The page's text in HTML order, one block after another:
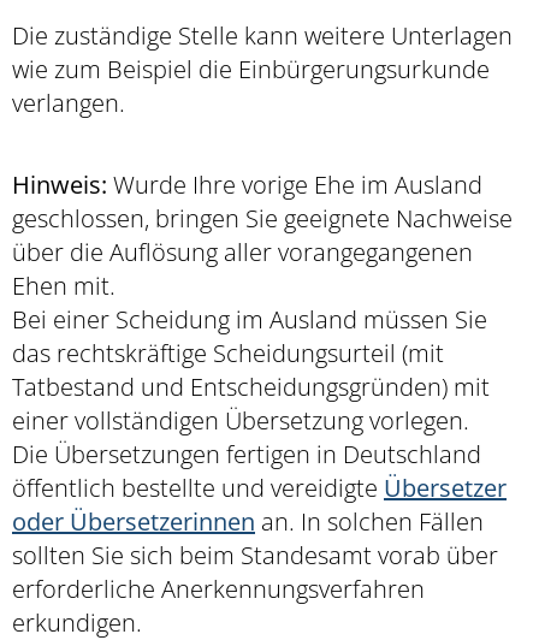
Die zuständige Stelle kann weitere Unterlagen
wie zum Beispiel die Einbürgerungsurkunde
verlangen.
Hinweis: Wurde Ihre vorige Ehe im Ausland
geschlossen, bringen Sie geeignete Nachweise
über die Auflösung aller vorangegangenen
Ehen mit.
Bei einer Scheidung im Ausland müssen Sie
das rechtskräftige Scheidungsurteil (mit
Tatbestand und Entscheidungsgründen) mit
einer vollständigen Übersetzung vorlegen.
Die Übersetzungen fertigen in Deutschland
öffentlich bestellte und vereidigte Übersetzer
oder Übersetzerinnen an. In solchen Fällen
sollten Sie sich beim Standesamt vorab über
erforderliche Anerkennungsverfahren
erkundigen.